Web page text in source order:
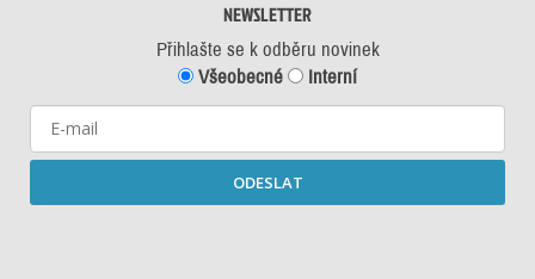
NEWSLETTER
Přihlašte se k odběru novinek
Všeobecné
Interní
ODESLAT